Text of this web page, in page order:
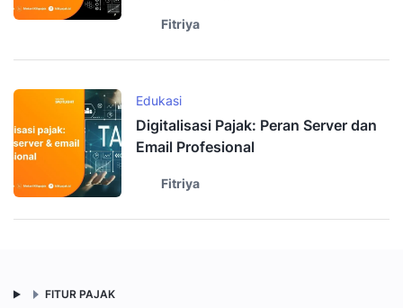
Fitriya
Edukasi
Digitalisasi Pajak: Peran Server dan
Email Profesional
Fitriya
FITUR PAJAK